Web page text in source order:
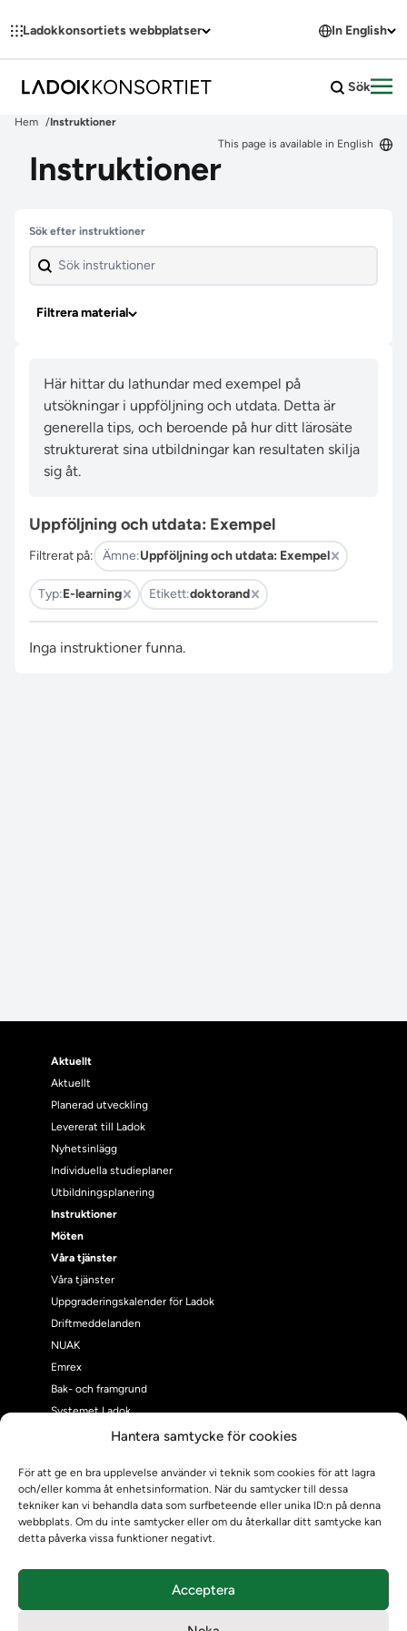
Hantera samtycke för cookies
För att ge en bra upplevelse använder vi teknik som cookies för att lagra
och/eller komma åt enhetsinformation. När du samtycker till dessa
tekniker kan vi behandla data som surfbeteende eller unika ID:n på denna
webbplats. Om du inte samtycker eller om du återkallar ditt samtycke kan
detta påverka vissa funktioner negativt.
Acceptera
Ladokkonsortiets webbplatser In English
Sök
Hem
Instruktioner
This page is available in English
Instruktioner
Hoppa över filter
Sök efter instruktioner
Filtrera material
Här hittar du lathundar med exempel på
utsökningar i uppföljning och utdata. Detta är
generella tips, och beroende på hur ditt lärosäte
strukturerat sina utbildningar kan resultaten skilja
sig åt.
Uppföljning och utdata: Exempel
Filtrerat på: Ämne:Uppföljning och utdata: Exempel
Typ:E-learning Etikett:doktorand
Inga instruktioner funna.
Aktuellt
Aktuellt
Planerad utveckling
Levererat till Ladok
Nyhetsinlägg
Individuella studieplaner
Utbildningsplanering
Instruktioner
Möten
Våra tjänster
Våra tjänster
Uppgraderingskalender för Ladok
Driftmeddelanden
NUAK
Emrex
Bak- och framgrund
Systemet Ladok
Verifiera eller kontrollera bevis
Om oss
Om oss
Om Ladokkonsortiet
Ladokkonsortiet internationellt
Teamens sammansättning och arbetet på Ladokkonsortiet
Användarkontakter